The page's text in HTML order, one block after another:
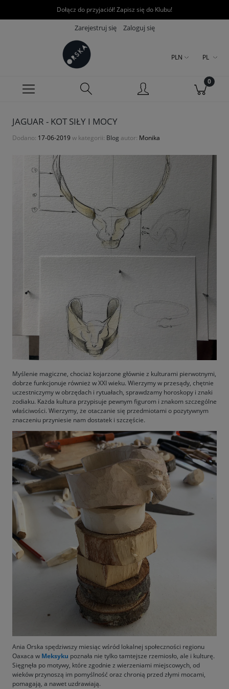
Dołącz do przyjaciół! Zapisz się do Klubu!
Zarejestruj się Zaloguj się
PLN PL
JAGUAR - KOT SIŁY I MOCY
Dodano: 17-06-2019w kategorii: Blog autor: Monika
Myślenie magiczne, chociaż kojarzone głównie z kulturami pierwotnymi,
dobrze funkcjonuje również w XXI wieku. Wierzymy w przesądy, chętnie
uczestniczymy w obrzędach i rytuałach, sprawdzamy horoskopy i znaki
zodiaku. Każda kultura przypisuje pewnym figurom i znakom szczególne
właściwości. Wierzymy, że otaczanie się przedmiotami o pozytywnym
znaczeniu przyniesie nam dostatek i szczęście.
Ania Orska spędziwszy miesiąc wśród lokalnej społeczności regionu
Oaxaca w Meksyku poznała nie tylko tamtejsze rzemiosło, ale i kulturę.
Sięgnęła po motywy, które zgodnie z wierzeniami miejscowych, od
wieków przynoszą im pomyślność oraz chronią przed złymi mocami,
pomagają, a nawet uzdrawiają.